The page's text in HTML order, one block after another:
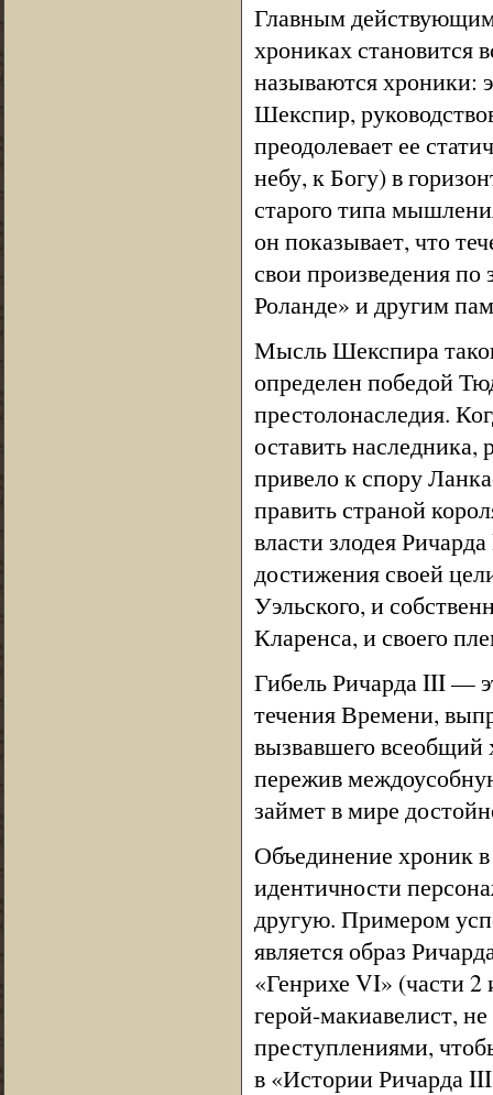
Главным
хрониках становится
называются хроники:
Шекспир,
преодолевает ее
небу, к Богу) в
старого типа
он показывает, что
свои произведения
Роланде» и другим
Мысль Шекспира
определен победой
престолонаследия.
оставить
привело к спору
править страной
власти злодея
достижения своей
Уэльского, и
Кларенса, и своего
Гибель Ричарда III —
течения Времени,
вызвавшего всеобщий
пережив
займет в мире
Объединение хроник
идентичности
другую. Примером
является образ
«Генрихе VI» (части 2
герой-макиавелист,
преступлениями,
в «Истории Ричарда